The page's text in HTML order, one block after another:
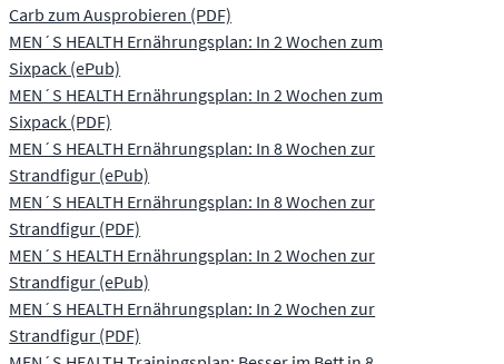
Carb zum Ausprobieren (PDF)
MEN´S HEALTH Ernährungsplan: In 2 Wochen zum
Sixpack (ePub)
MEN´S HEALTH Ernährungsplan: In 2 Wochen zum
Sixpack (PDF)
MEN´S HEALTH Ernährungsplan: In 8 Wochen zur
Strandfigur (ePub)
MEN´S HEALTH Ernährungsplan: In 8 Wochen zur
Strandfigur (PDF)
MEN´S HEALTH Ernährungsplan: In 2 Wochen zur
Strandfigur (ePub)
MEN´S HEALTH Ernährungsplan: In 2 Wochen zur
Strandfigur (PDF)